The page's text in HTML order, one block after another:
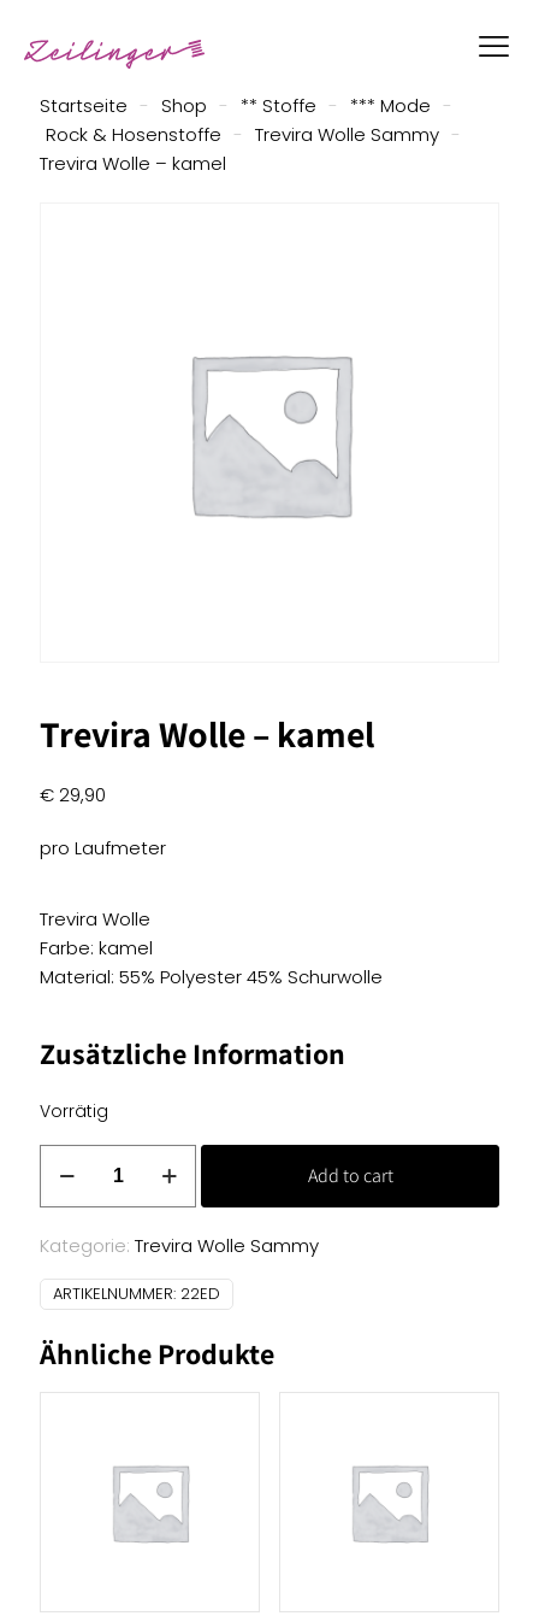
Startseite - Shop - ** Stoffe - *** Mode -
Rock & Hosenstoffe - Trevira Wolle Sammy -
Trevira Wolle – kamel
Trevira Wolle – kamel
€29,90
pro Laufmeter
Trevira Wolle
Farbe: kamel
Material: 55% Polyester 45% Schurwolle
Zusätzliche Information
Vorrätig
-
kamel
Menge
Add to cart
Kategorie: Trevira Wolle Sammy
ARTIKELNUMMER: 22ED
Ähnliche Produkte